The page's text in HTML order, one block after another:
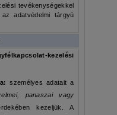
tevékenységekkel
adatvédelmi tárgyú
kezelési
személyes adatait a
panaszai vagy
kezeljük. A